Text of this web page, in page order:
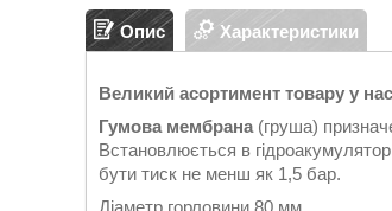
Опис Характеристики
Великий асортимент товару у нас
Гумова мембрана (груша)
Встановлюється в
бути тиск не менш як 1,5 бар.
Діаметр горловини 80 мм.